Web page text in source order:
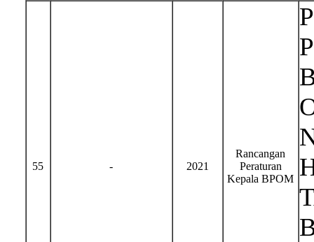
55 - 2021
Rancangan
Peraturan
Kepala BPOM